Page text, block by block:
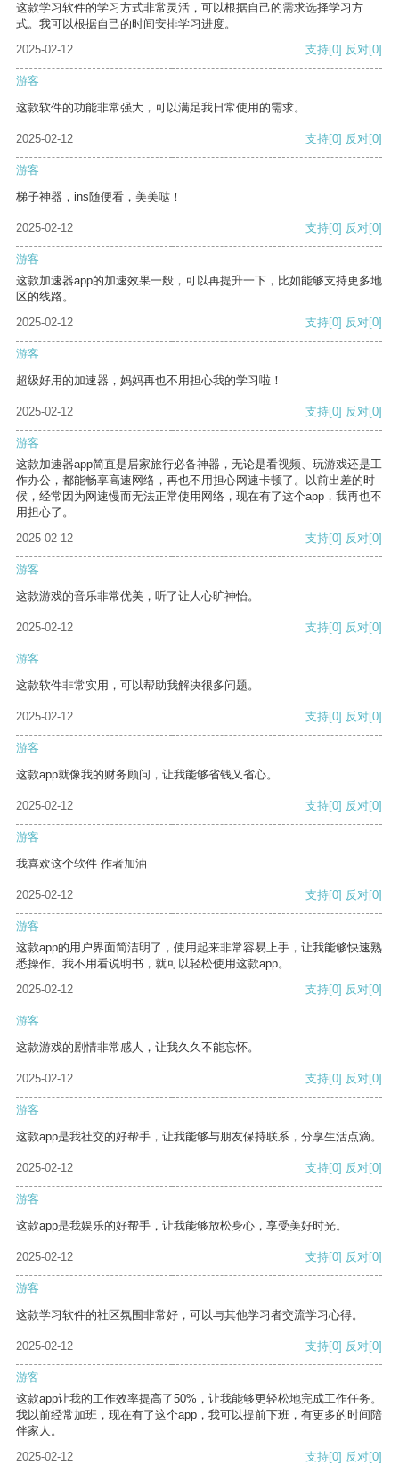
这款学习软件的学习方式非常灵活，可以根据自己的需求选择学习方
式。我可以根据自己的时间安排学习进度。
2025-02-12
支持[0] 反对[0]
游客
这款软件的功能非常强大，可以满足我日常使用的需求。
2025-02-12 支持[0] 反对[0]
游客
梯子神器，ins随便看，美美哒！
2025-02-12 支持[0] 反对[0]
游客
这款加速器app的加速效果一般，可以再提升一下，比如能够支持更多地
区的线路。
2025-02-12
支持[0] 反对[0]
游客
超级好用的加速器，妈妈再也不用担心我的学习啦！
2025-02-12 支持[0] 反对[0]
游客
这款加速器app简直是居家旅行必备神器，无论是看视频、玩游戏还是工
作办公，都能畅享高速网络，再也不用担心网速卡顿了。以前出差的时
候，经常因为网速慢而无法正常使用网络，现在有了这个app，我再也不
用担心了。
2025-02-12
支持[0] 反对[0]
游客
这款游戏的音乐非常优美，听了让人心旷神怡。
2025-02-12 支持[0] 反对[0]
游客
这款软件非常实用，可以帮助我解决很多问题。
2025-02-12 支持[0] 反对[0]
游客
这款app就像我的财务顾问，让我能够省钱又省心。
2025-02-12 支持[0] 反对[0]
游客
我喜欢这个软件 作者加油
2025-02-12 支持[0] 反对[0]
游客
这款app的用户界面简洁明了，使用起来非常容易上手，让我能够快速熟
悉操作。我不用看说明书，就可以轻松使用这款app。
2025-02-12
支持[0] 反对[0]
游客
这款游戏的剧情非常感人，让我久久不能忘怀。
2025-02-12 支持[0] 反对[0]
游客
这款app是我社交的好帮手，让我能够与朋友保持联系，分享生活点滴。
2025-02-12 支持[0] 反对[0]
游客
这款app是我娱乐的好帮手，让我能够放松身心，享受美好时光。
2025-02-12 支持[0] 反对[0]
游客
这款学习软件的社区氛围非常好，可以与其他学习者交流学习心得。
2025-02-12 支持[0] 反对[0]
游客
这款app让我的工作效率提高了50%，让我能够更轻松地完成工作任务。
我以前经常加班，现在有了这个app，我可以提前下班，有更多的时间陪
伴家人。
2025-02-12
支持[0] 反对[0]